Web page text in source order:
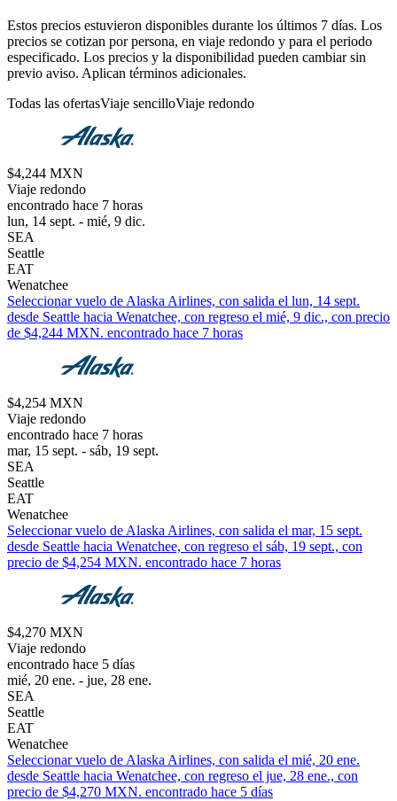
Estos precios estuvieron disponibles durante los últimos 7 días. Los
precios se cotizan por persona, en viaje redondo y para el periodo
especificado. Los precios y la disponibilidad pueden cambiar sin
previo aviso. Aplican términos adicionales.
Todas las ofertasViaje sencilloViaje redondo
$4,244 MXN
Viaje redondo
encontrado hace 7 horas
lun, 14 sept. - mié, 9 dic.
SEA
Seattle
EAT
Wenatchee
Seleccionar vuelo de Alaska Airlines, con salida el lun, 14 sept.
desde Seattle hacia Wenatchee, con regreso el mié, 9 dic., con precio
de $4,244 MXN. encontrado hace 7 horas
$4,254 MXN
Viaje redondo
encontrado hace 7 horas
mar, 15 sept. - sáb, 19 sept.
SEA
Seattle
EAT
Wenatchee
Seleccionar vuelo de Alaska Airlines, con salida el mar, 15 sept.
desde Seattle hacia Wenatchee, con regreso el sáb, 19 sept., con
precio de $4,254 MXN. encontrado hace 7 horas
$4,270 MXN
Viaje redondo
encontrado hace 5 días
mié, 20 ene. - jue, 28 ene.
SEA
Seattle
EAT
Wenatchee
Seleccionar vuelo de Alaska Airlines, con salida el mié, 20 ene.
desde Seattle hacia Wenatchee, con regreso el jue, 28 ene., con
precio de $4,270 MXN. encontrado hace 5 días